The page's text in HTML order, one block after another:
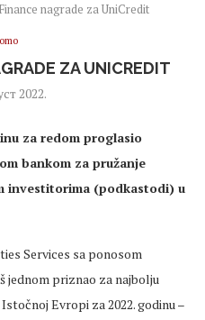
nagrade za UniCredit
ZA UNICREDIT
2022.
za redom proglasio
bankom za pružanje
investitorima (podkastodi) u
Services sa ponosom
jednom priznao za najbolju
Evropi za 2022. godinu –